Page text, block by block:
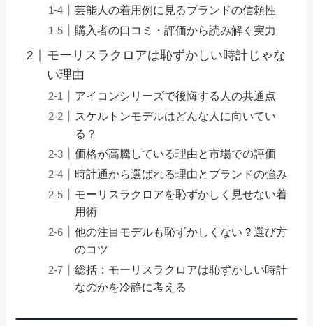
芸能人の着用例に見るブランドの信頼性
購入者の口コミ・評価から読み解く実力
モーリスラクロアは恥ずかしい時計じゃな
い理由
アイコンシリーズで後悔する人の共通点
スケルトンモデルはどんな人に向いてい
る？
価格が高騰している理由と市場での評価
時計通から選ばれる理由とブランドの強み
モーリスラクロアを恥ずかしく見せない着
用術
他の注目モデルも恥ずかしくない？選び方
のコツ
総括：モーリスラクロアは恥ずかしい時計
なのかを冷静に考える